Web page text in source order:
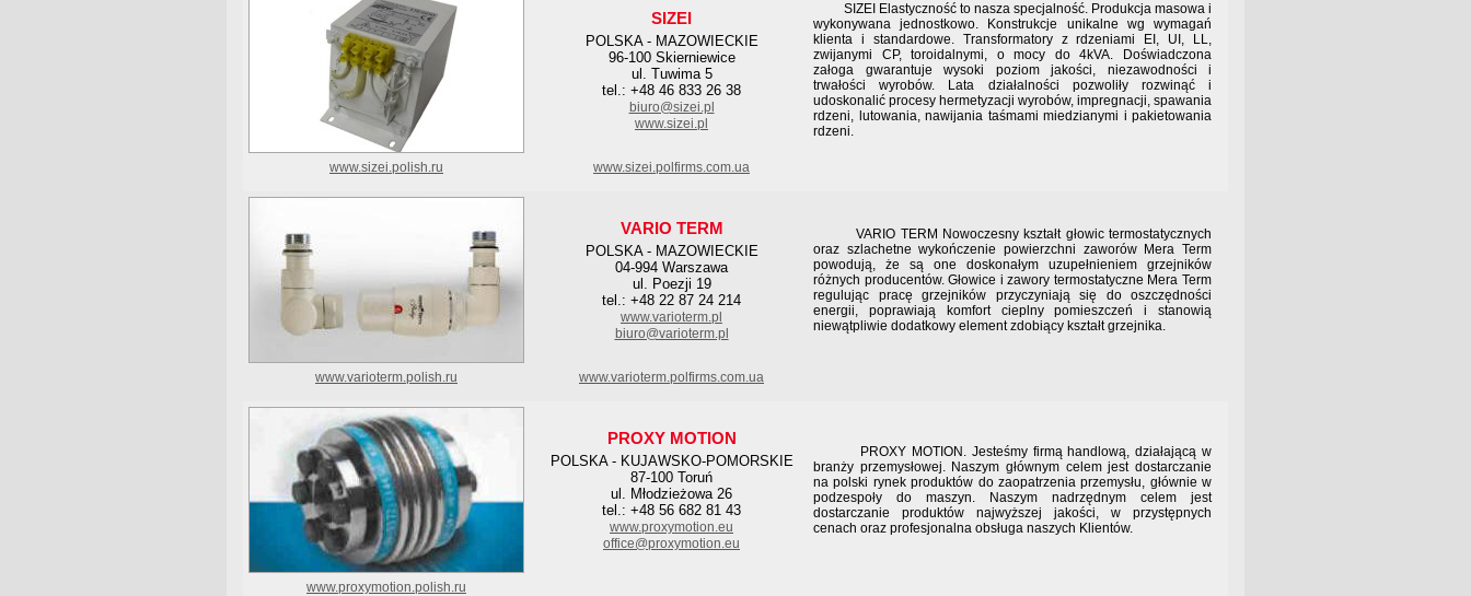
SIZEI
POLSKA - MAZOWIECKIE
96-100 Skierniewice
ul. Tuwima 5
tel.: +48 46 833 26 38
biuro@sizei.pl
www.sizei.pl
SIZEI Elastyczność to nasza specjalność. Produkcja masowa i
wykonywana jednostkowo. Konstrukcje unikalne wg wymagań
klienta i standardowe. Transformatory z rdzeniami EI, UI, LL,
zwijanymi CP, toroidalnymi, o mocy do 4kVA. Doświadczona
załoga gwarantuje wysoki poziom jakości, niezawodności i
trwałości wyrobów. Lata działalności pozwoliły rozwinąć i
udoskonalić procesy hermetyzacji wyrobów, impregnacji, spawania
rdzeni, lutowania, nawijania taśmami miedzianymi i pakietowania
rdzeni.
www.sizei.polish.ru www.sizei.polfirms.com.ua
VARIO TERM
POLSKA - MAZOWIECKIE
04-994 Warszawa
ul. Poezji 19
tel.: +48 22 87 24 214
www.varioterm.pl
biuro@varioterm.pl
VARIO TERM Nowoczesny kształt głowic termostatycznych
oraz szlachetne wykończenie powierzchni zaworów Mera Term
powodują, że są one doskonałym uzupełnieniem grzejników
różnych producentów. Głowice i zawory termostatyczne Mera Term
regulując pracę grzejników przyczyniają się do oszczędności
energii, poprawiają komfort cieplny pomieszczeń i stanowią
niewątpliwie dodatkowy element zdobiący kształt grzejnika.
www.varioterm.polish.ru www.varioterm.polfirms.com.ua
PROXY MOTION
POLSKA - KUJAWSKO-POMORSKIE
87-100 Toruń
ul. Młodzieżowa 26
tel.: +48 56 682 81 43
www.proxymotion.eu
office@proxymotion.eu
PROXY MOTION. Jesteśmy firmą handlową, działającą w
branży przemysłowej. Naszym głównym celem jest dostarczanie
na polski rynek produktów do zaopatrzenia przemysłu, głównie w
podzespoły do maszyn. Naszym nadrzędnym celem jest
dostarczanie produktów najwyższej jakości, w przystępnych
cenach oraz profesjonalna obsługa naszych Klientów.
www.proxymotion.polish.ru